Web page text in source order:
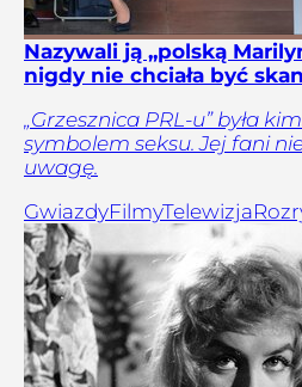
Nazywali ją „polską
nigdy nie chciała być
„Grzesznica PRL-u” była
symbolem seksu. Jej fani
uwagę.
GwiazdyFilmyTelewizja